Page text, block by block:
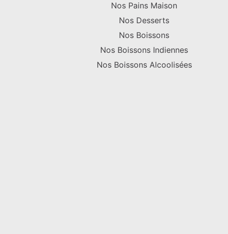
Nos Pains Maison
Nos Desserts
Nos Boissons
Nos Boissons Indiennes
Nos Boissons Alcoolisées